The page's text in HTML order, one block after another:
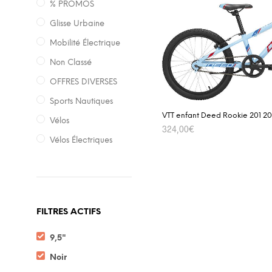
% PROMOS
Glisse Urbaine
Mobilité Électrique
Non Classé
OFFRES DIVERSES
Sports Nautiques
Vélos
Vélos Électriques
FILTRES ACTIFS
9,5"
Noir
VTT enfant Deed Rookie 201
324,00€